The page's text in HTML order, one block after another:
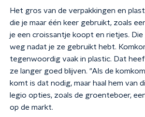
Het gros van de verpakkingen en
die je maar één keer gebruikt, zoals
je een croissantje koopt en rietjes. Die
weg nadat je ze gebruikt hebt.
tegenwoordig vaak in plastic. Dat
ze langer goed blijven. "Als de
komt is dat nodig, maar haal hem van
legio opties, zoals de groenteboer,
op de markt.